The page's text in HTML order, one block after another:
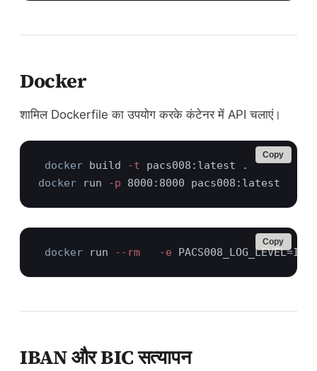
Docker
शामिल Dockerfile का उपयोग करके कंटेनर में API चलाएं।
docker build -t
docker run -p
Copy
docker run --rm   -e
Copy
IBAN और BIC सत्यापन